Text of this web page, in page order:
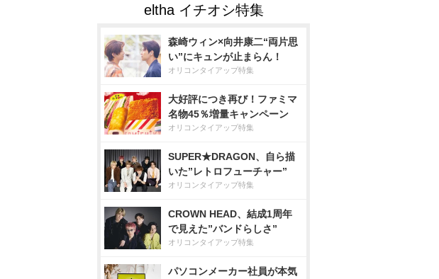
森崎ウィン×向井康二“両片思
い”にキュンが止まらん！
オリコンタイアップ特集
大好評につき再び！ファミマ
名物45％増量キャンペーン
オリコンタイアップ特集
SUPER★DRAGON、自ら描
いた”レトロフューチャー”
オリコンタイアップ特集
CROWN HEAD、結成1周年
で見えた”バンドらしさ”
オリコンタイアップ特集
パソコンメーカー社員が本気